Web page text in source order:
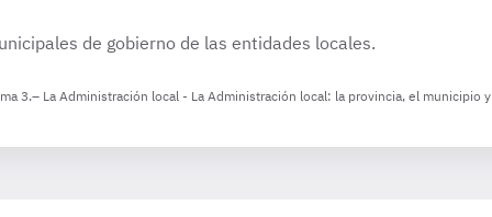
de gobierno de las entidades locales.
3.– La Administración local - La Administración local: la provincia, el municipio y